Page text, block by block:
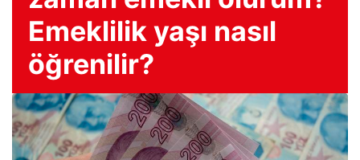
Emeklilik yaşı nasıl
öğrenilir?